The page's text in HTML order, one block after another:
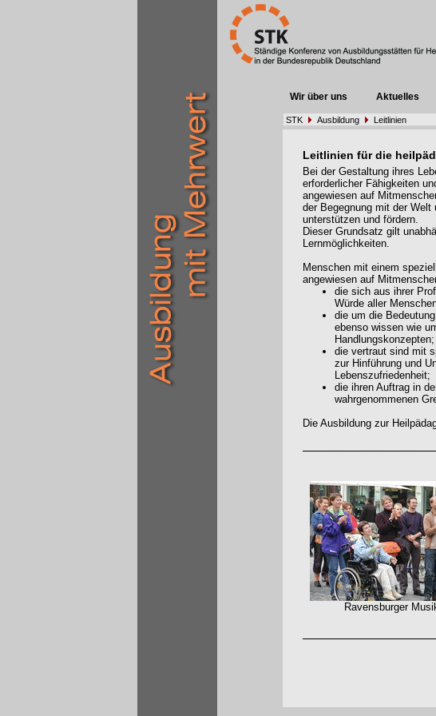
Wir über uns Aktuelles
STK Ausbildung Leitlinien
Leitlinien für die
Bei der Gestaltung ihres
erforderlicher Fähigkeiten
angewiesen auf
der Begegnung mit der
unterstützen und fördern.
Dieser Grundsatz gilt
Lernmöglichkeiten.
Menschen mit einem
angewiesen auf
die sich aus ihrer
Würde aller
die um die
ebenso wissen wie
Handlungskonzepten;
die vertraut sind mit
zur Hinführung und
Lebenszufriedenheit;
die ihren Auftrag in
wahrgenommenen
Die Ausbildung zur
Ravensburger